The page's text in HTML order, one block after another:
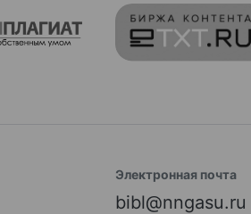
Электронная почта
bibl@nngasu.ru